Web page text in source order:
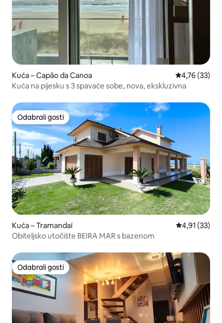
Kuća – Capão da Canoa Prosječna
4,76 (33)
Kuća na pijesku s 3 spavaće sobe, nova, ekskluzivna
Odabrali gosti
Odabrali gosti
Kuća – Tramandaí Prosječna
4,91 (33)
Obiteljsko utočište BEIRA MAR s bazenom
Odabrali gosti
Odabrali gosti